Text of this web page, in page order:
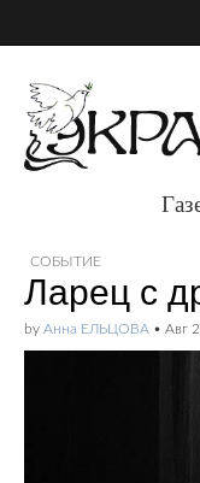
СОБЫТИЕ
Ларец с
by Анна ЕЛЬЦОВА • Авг